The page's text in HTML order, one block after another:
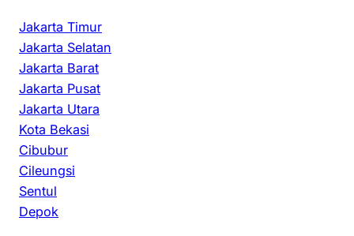
Jakarta Timur
Jakarta Selatan
Jakarta Barat
Jakarta Pusat
Jakarta Utara
Kota Bekasi
Cibubur
Cileungsi
Sentul
Depok